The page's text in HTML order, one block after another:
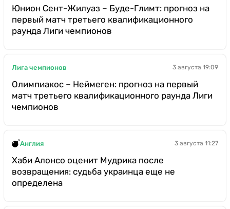
Юнион Сент-Жилуаз – Буде-Глимт: прогноз на
первый матч третьего квалификационного
раунда Лиги чемпионов
Лига чемпионов 3 августа 19:09
Олимпиакос – Неймеген: прогноз на первый
матч третьего квалификационного раунда Лиги
чемпионов
Англия 3 августа 11:27
Хаби Алонсо оценит Мудрика после
возвращения: судьба украинца еще не
определена